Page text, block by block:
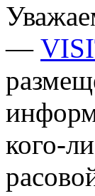
—
кого-